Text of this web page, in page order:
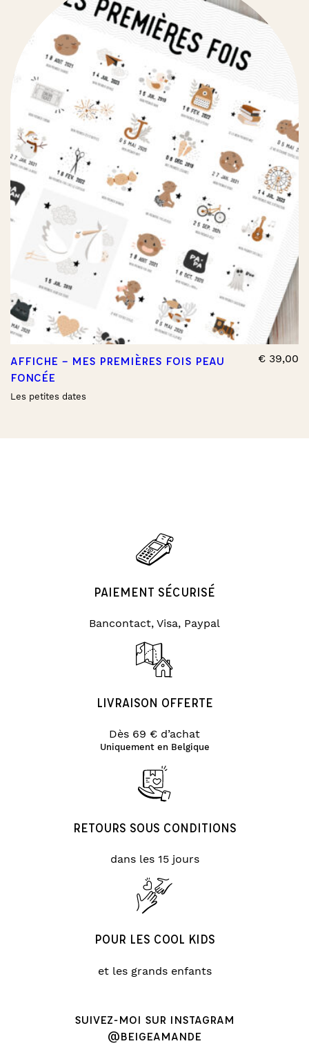
AFFICHE – MES PREMIÈRES FOIS PEAU
FONCÉE
Les petites dates
€ 39,00
PAIEMENT SÉCURISÉ
Bancontact, Visa, Paypal
LIVRAISON OFFERTE
Dès 69 € d’achat
Uniquement en Belgique
RETOURS SOUS CONDITIONS
dans les 15 jours
POUR LES COOL KIDS
et les grands enfants
SUIVEZ-MOI SUR INSTAGRAM
@BEIGEAMANDE